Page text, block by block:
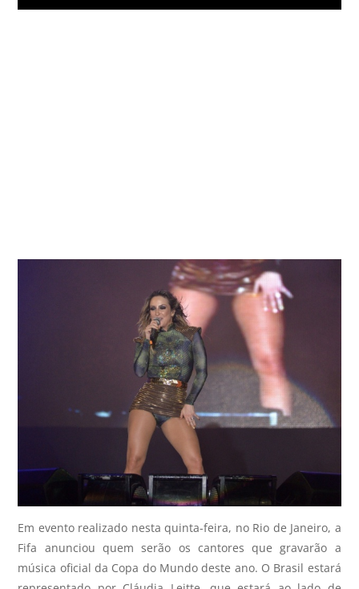
Em evento realizado nesta quinta-feira, no Rio de Janeiro, a
Fifa anunciou quem serão os cantores que gravarão a
música oficial da Copa do Mundo deste ano. O Brasil estará